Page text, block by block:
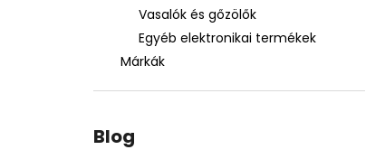
Vasalók és gőzölők
Egyéb elektronikai termékek
Márkák
Blog